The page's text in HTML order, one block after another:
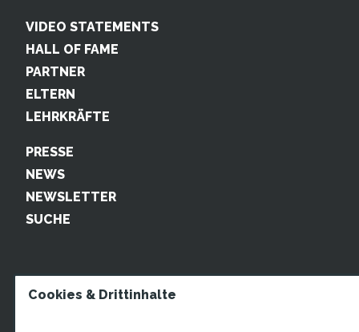
VIDEO STATEMENTS
HALL OF FAME
PARTNER
ELTERN
LEHRKRÄFTE
PRESSE
NEWS
NEWSLETTER
SUCHE
Cookies & Drittinhalte